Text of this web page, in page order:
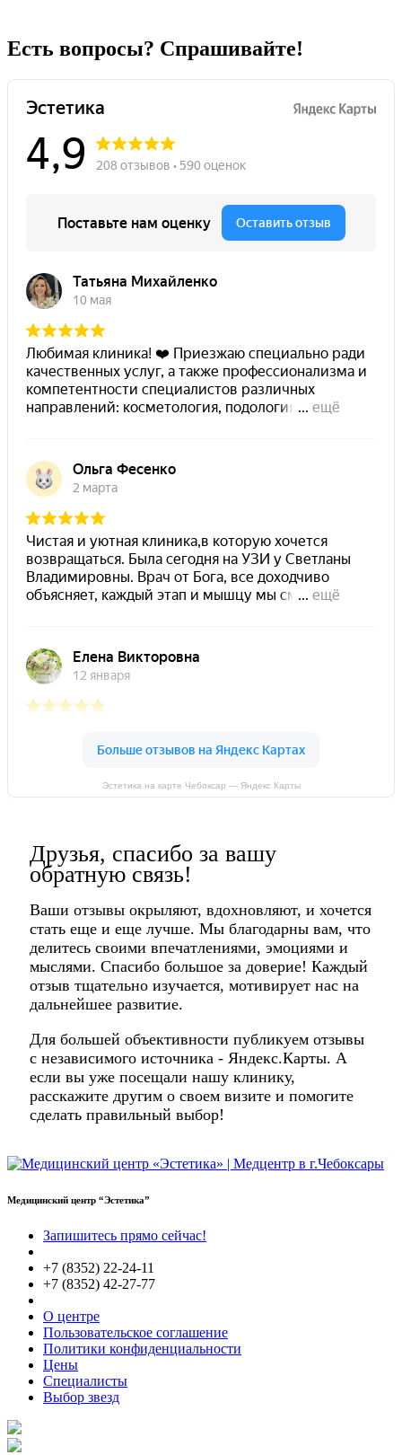
Есть вопросы? Спрашивайте!
Эстетика на карте Чебоксар — Яндекс Карты
Друзья, спасибо за вашу
обратную связь!
Ваши отзывы окрыляют, вдохновляют, и хочется
стать еще и еще лучше. Мы благодарны вам, что
делитесь своими впечатлениями, эмоциями и
мыслями. Спасибо большое за доверие! Каждый
отзыв тщательно изучается, мотивирует нас на
дальнейшее развитие.
Для большей объективности публикуем отзывы
с независимого источника - Яндекс.Карты. А
если вы уже посещали нашу клинику,
расскажите другим о своем визите и помогите
сделать правильный выбор!
Медицинский центр “Эстетика”
Запишитесь прямо сейчас!
+7 (8352) 22-24-11
+7 (8352) 42-27-77
О центре
Пользовательское соглашение
Политики конфиденциальности
Цены
Специалисты
Выбор звезд